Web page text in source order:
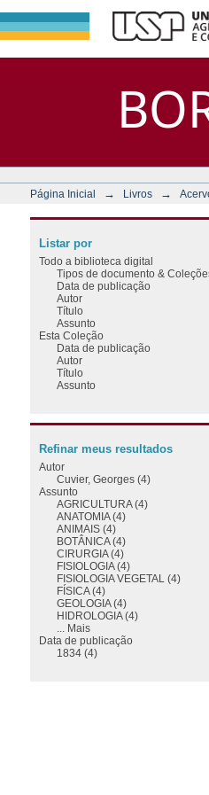
Página Inicial → Livros →
Listar por
Todo a biblioteca digital
Tipos de documento &
Data de publicação
Autor
Título
Assunto
Esta Coleção
Data de publicação
Autor
Título
Assunto
Refinar meus resultados
Autor
Cuvier, Georges (4)
Assunto
AGRICULTURA (4)
ANATOMIA (4)
ANIMAIS (4)
BOTÂNICA (4)
CIRURGIA (4)
FISIOLOGIA (4)
FISIOLOGIA VEGETAL (4)
FÍSICA (4)
GEOLOGIA (4)
HIDROLOGIA (4)
... Mais
Data de publicação
1834 (4)